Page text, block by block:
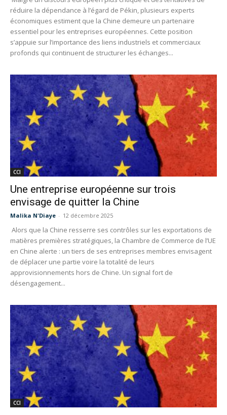
réduire la dépendance à l’égard de Pékin, plusieurs experts
économiques estiment que la Chine demeure un partenaire
essentiel pour les entreprises européennes. Cette position
s’appuie sur l’importance des liens industriels et commerciaux
profonds qui continuent de structurer les échanges...
CCI
Une entreprise européenne sur trois
envisage de quitter la Chine
Malika N'Diaye - 12 décembre 2025
Alors que la Chine resserre ses contrôles sur les exportations de
matières premières stratégiques, la Chambre de Commerce de l’UE
en Chine alerte : un tiers de ses entreprises membres envisagent
de déplacer une partie voire la totalité de leurs
approvisionnements hors de Chine. Un signal fort de
désengagement...
CCI